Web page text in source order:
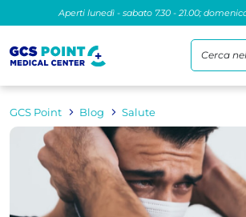
Aperti lunedì - sabato 7.30 - 21.00;
Cerca
GCS Point Blog Salute